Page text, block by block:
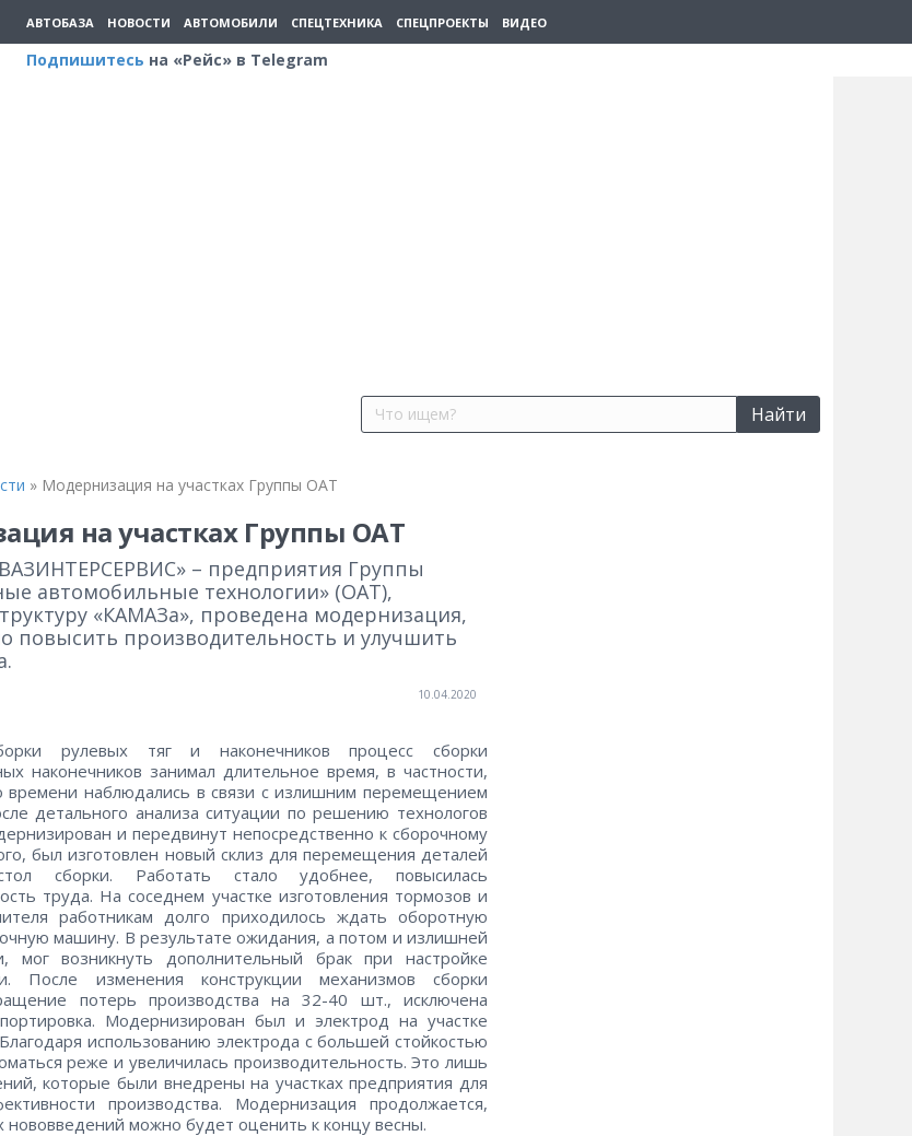
АВТОБАЗА НОВОСТИ АВТОМОБИЛИ СПЕЦТЕХНИКА СПЕЦПРОЕКТЫ ВИДЕО
Подпишитесь на «Рейс» в Telegram
Найти
» Модернизация на участках Группы ОАТ
на участках Группы ОАТ
– предприятия Группы
автомобильные технологии» (ОАТ),
«КАМАЗа», проведена модернизация,
повысить производительность и улучшить
10.04.2020
рулевых тяг и наконечников процесс сборки
наконечников занимал длительное время, в частности,
времени наблюдались в связи с излишним перемещением
детального анализа ситуации по решению технологов
и передвинут непосредственно к сборочному
был изготовлен новый склиз для перемещения деталей
сборки. Работать стало удобнее, повысилась
труда. На соседнем участке изготовления тормозов и
работникам долго приходилось ждать оборотную
машину. В результате ожидания, а потом и излишней
мог возникнуть дополнительный брак при настройке
После изменения конструкции механизмов сборки
потерь производства на 32-40 шт., исключена
Модернизирован был и электрод на участке
использованию электрода с большей стойкостью
реже и увеличилась производительность. Это лишь
которые были внедрены на участках предприятия для
производства. Модернизация продолжается,
нововведений можно будет оценить к концу весны.